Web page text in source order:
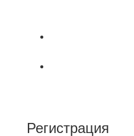
Регистрация